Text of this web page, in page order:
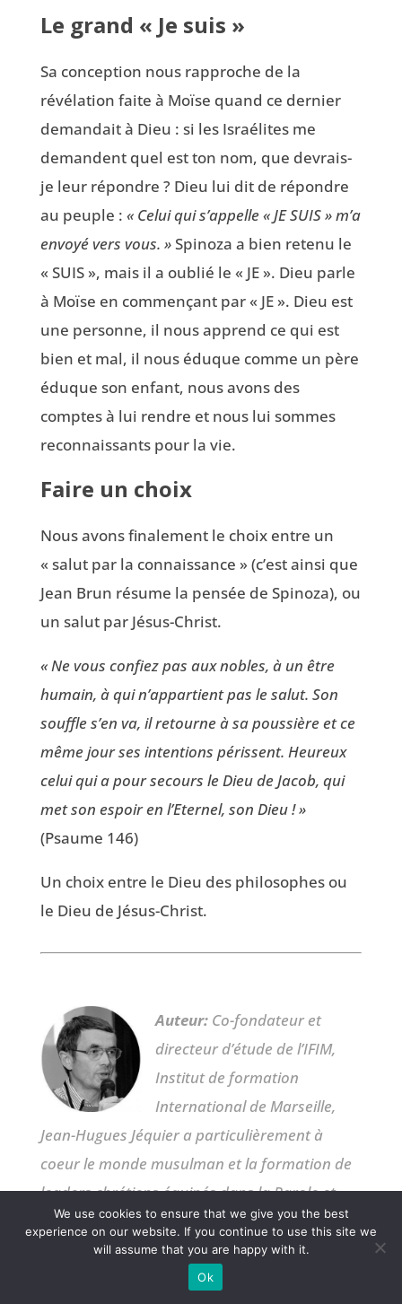
Le grand « Je suis »
Sa conception nous rapproche de la
révélation faite à Moïse quand ce dernier
demandait à Dieu : si les Israélites me
demandent quel est ton nom, que devrais-
je leur répondre ? Dieu lui dit de répondre
au peuple : « Celui qui s’appelle « JE SUIS » m’a
envoyé vers vous. »Spinoza a bien retenu le
« SUIS », mais il a oublié le « JE ». Dieu parle
à Moïse en commençant par « JE ». Dieu est
une personne, il nous apprend ce qui est
bien et mal, il nous éduque comme un père
éduque son enfant, nous avons des
comptes à lui rendre et nous lui sommes
reconnaissants pour la vie.
Faire un choix
Nous avons finalement le choix entre un
« salut par la connaissance » (c’est ainsi que
Jean Brun résume la pensée de Spinoza), ou
un salut par Jésus-Christ.
« Ne vous confiez pas aux nobles, à un être
humain, à qui n’appartient pas le salut. Son
souffle s’en va, il retourne à sa poussière et ce
même jour ses intentions périssent. Heureux
celui qui a pour secours le Dieu de Jacob, qui
met son espoir en l’Eternel, son Dieu ! »
(Psaume 146)
Un choix entre le Dieu des philosophes ou
le Dieu de Jésus-Christ.
Auteur: Co-fondateur et
directeur d’étude de l’IFIM,
Institut de formation
International de Marseille,
Jean-Hugues Jéquier a particulièrement à
coeur le monde musulman et la formation de
leaders chrétiens équipés dans la Parole et
dans l’Esprit. Il est marié et père de 3 enfants.
0 COMMENTS
We use cookies to ensure that we give you the best
experience on our website. If you continue to use this site we
will assume that you are happy with it.
Ok